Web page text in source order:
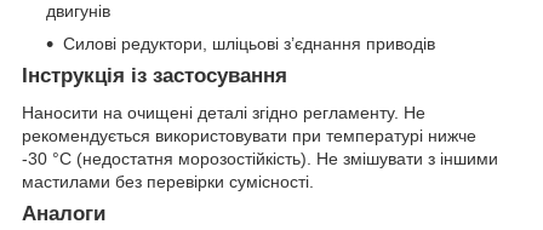
двигунів
Силові редуктори, шліцьові з’єднання приводів
Інструкція із застосування
Наносити на очищені деталі згідно регламенту. Не
рекомендується використовувати при температурі нижче
-30 °C (недостатня морозостійкість). Не змішувати з іншими
мастилами без перевірки сумісності.
Аналоги